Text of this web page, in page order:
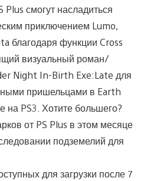
Plus смогут насладиться
приключением Lumo,
благодаря функции Cross
визуальный роман/
Night In-Birth Exe:Late для
пришельцами в Earth
на PS3. Хотите большего?
от PS Plus в этом месяце
подземелий для
для загрузки после 7